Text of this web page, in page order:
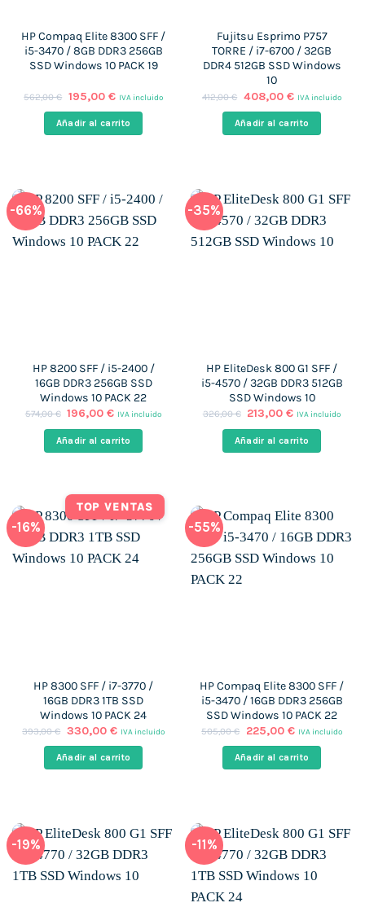
HP Compaq Elite 8300 SFF /
i5-3470 / 8GB DDR3 256GB
SSD Windows 10 PACK 19
562,00€ El
original
era:
195,00 €El
actual
es:
IVA incluido
Añadir al carrito
Fujitsu Esprimo P757
TORRE / i7-6700 / 32GB
DDR4 512GB SSD Windows
10
412,00€ El
original
era:
408,00 €El
actual
es:
IVA incluido
Añadir al carrito
-66%
HP 8200 SFF / i5-2400 /
16GB DDR3 256GB SSD
Windows 10 PACK 22
574,00€ El
original
era:
196,00€El
actual
es:
IVA incluido
Añadir al carrito
-35%
HP EliteDesk 800 G1 SFF /
i5-4570 / 32GB DDR3 512GB
SSD Windows 10
326,00€ El
original
era:
213,00€El
actual
es:
IVA incluido
Añadir al carrito
-16%
TOP VENTAS
HP 8300 SFF / i7-3770 /
16GB DDR3 1TB SSD
Windows 10 PACK 24
393,00€ El
original
era:
330,00 €El
actual
es:
IVA incluido
Añadir al carrito
-55%
HP Compaq Elite 8300 SFF /
i5-3470 / 16GB DDR3 256GB
SSD Windows 10 PACK 22
505,00€
El
original
era:
225,00 €El
actual
es:
IVA incluido
Añadir al carrito
-19% -11%